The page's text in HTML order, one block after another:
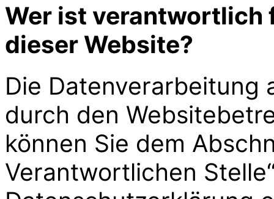
Wer ist verantwortlich
dieser Website?
Die Datenverarbeitung
durch den
können Sie dem
Verantwortlichen